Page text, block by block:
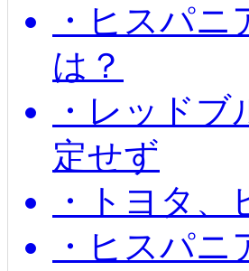
・ヒスパ
は？
・レッド
定せず
・トヨタ
・ヒスパ